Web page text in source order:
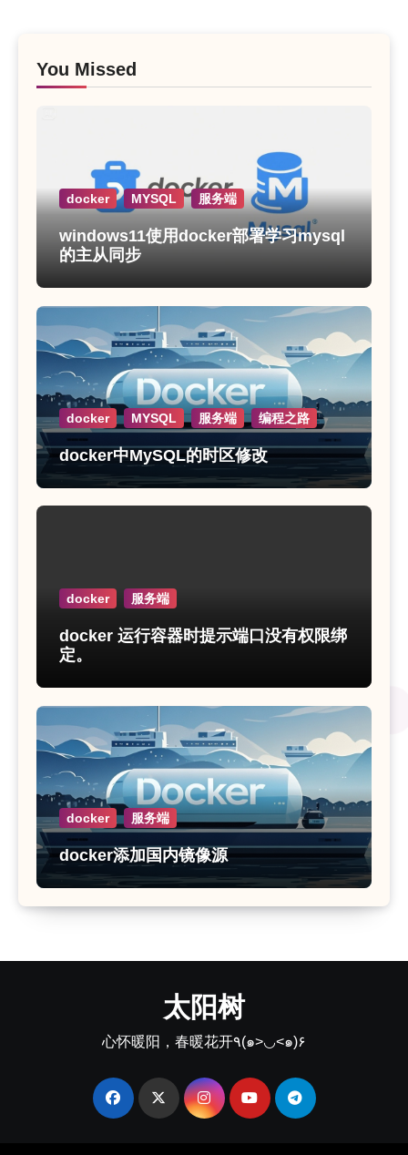
You Missed
docker MYSQL 服务端
windows11使用docker部署学习mysql
的主从同步
docker MYSQL 服务端 编程之路
docker中MySQL的时区修改
docker 服务端
docker 运行容器时提示端口没有权限绑
定。
docker 服务端
docker添加国内镜像源
太阳树
心怀暖阳，春暖花开٩(๑>◡<๑)۶